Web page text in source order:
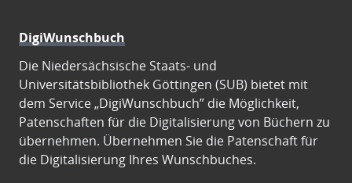
DigiWunschbuch
Die Niedersächsische Staats- und
Universitätsbibliothek Göttingen (SUB) bietet mit
dem Service „DigiWunschbuch” die Möglichkeit,
Patenschaften für die Digitalisierung von Büchern zu
übernehmen. Übernehmen Sie die Patenschaft für
die Digitalisierung Ihres Wunschbuches.